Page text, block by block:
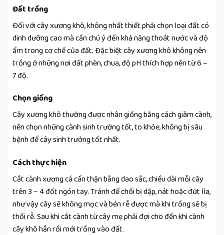
Đất trồng
Đối với cây xương khô, không nhất thiết phải chọn loại đất có
dinh dưỡng cao mà cần chú ý đến khả năng thoát nước và độ
ẩm trong cơ chế của đất. Đặc biệt cây xương khô không nên
trồng ở những nơi đất phèn, chua, độ pH thích hợp nên từ 6 –
7 độ.
Chọn giống
Cây xương khô thường được nhân giống bằng cách giâm cành,
nên chọn những cành sinh trưởng tốt, to khỏe, không bị sâu
bệnh để cây sinh trưởng tốt nhất.
Cách thực hiện
Cắt cành xương cá cẩn thận bằng dao sắc, chiều dài mỗi cây
trên 3 – 4 đốt ngón tay. Tránh để chồi bị dập, nát hoặc đứt lìa,
như vậy cây sẽ không mọc và bén rễ được mà khi trồng sẽ bị
thối rễ. Sau khi cắt cành từ cây mẹ phải đợi cho đến khi cành
cây khô hẳn rồi mới trồng vào đất.